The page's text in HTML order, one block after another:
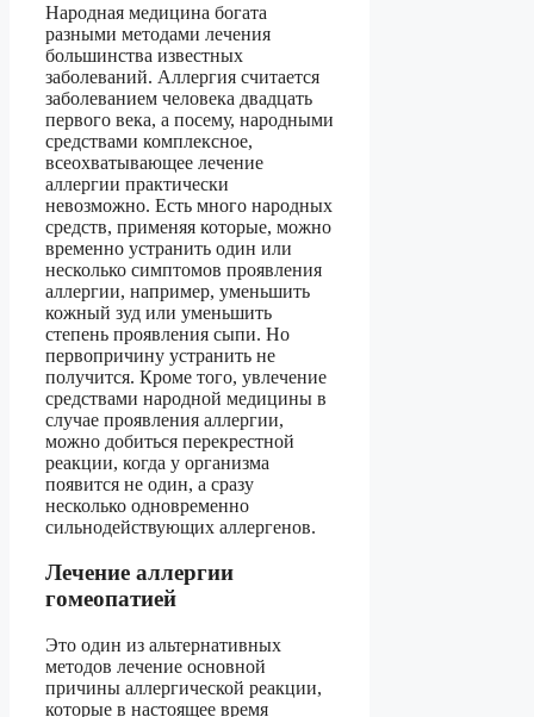
Народная медицина богата
разными методами лечения
большинства известных
заболеваний. Аллергия считается
заболеванием человека двадцать
первого века, а посему, народными
средствами комплексное,
всеохватывающее лечение
аллергии практически
невозможно. Есть много народных
средств, применяя которые, можно
временно устранить один или
несколько симптомов проявления
аллергии, например, уменьшить
кожный зуд или уменьшить
степень проявления сыпи. Но
первопричину устранить не
получится. Кроме того, увлечение
средствами народной медицины в
случае проявления аллергии,
можно добиться перекрестной
реакции, когда у организма
появится не один, а сразу
несколько одновременно
сильнодействующих аллергенов.
Лечение аллергии
гомеопатией
Это один из альтернативных
методов лечение основной
причины аллергической реакции,
которые в настоящее время